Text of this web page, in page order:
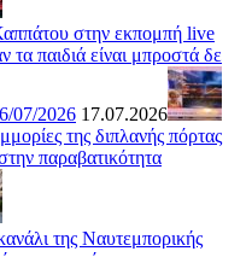
στην εκπομπή live
παιδιά είναι μπροστά δε
07/2026 17.07.2026
της διπλανής πόρτας
παραβατικότητα
της Ναυτεμπορικής